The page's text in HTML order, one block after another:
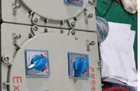
序号名称及规格 备注